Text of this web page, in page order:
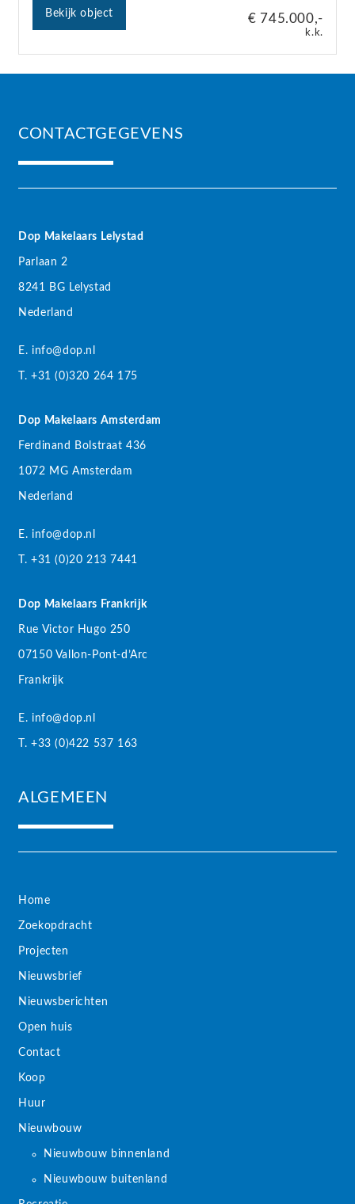
€ 745.000,-
k.k.
Bekijk object
CONTACTGEGEVENS
Dop Makelaars Lelystad
Parlaan 2
8241 BG Lelystad
Nederland
E. info@dop.nl
T. +31 (0)320 264 175
Dop Makelaars Amsterdam
Ferdinand Bolstraat 436
1072 MG Amsterdam
Nederland
E. info@dop.nl
T. +31 (0)20 213 7441
Dop Makelaars Frankrijk
Rue Victor Hugo 250
07150 Vallon-Pont-d’Arc
Frankrijk
E. info@dop.nl
T. +33 (0)422 537 163
ALGEMEEN
Home
Zoekopdracht
Projecten
Nieuwsbrief
Nieuwsberichten
Open huis
Contact
Koop
Huur
Nieuwbouw
Nieuwbouw binnenland
Nieuwbouw buitenland